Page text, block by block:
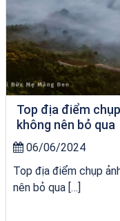
Top địa điểm
không nên bỏ qua
06/06/2024
Top địa điểm chụp
nên bỏ qua […]